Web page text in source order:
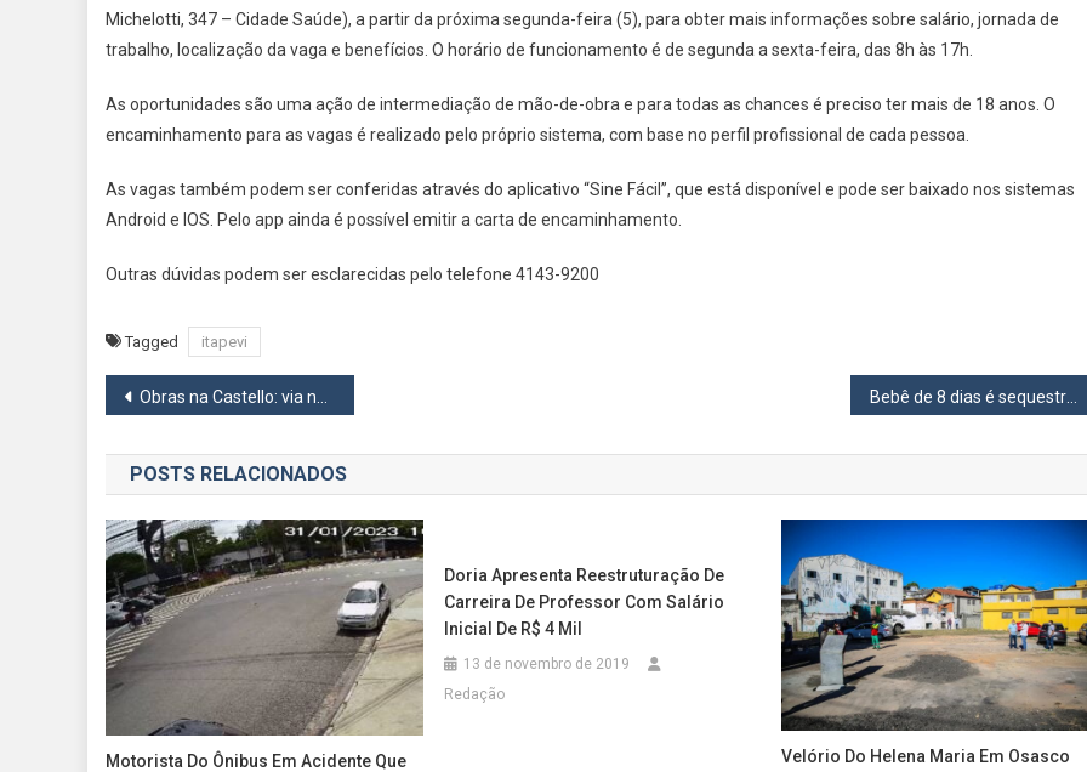
Michelotti, 347 – Cidade Saúde), a partir da próxima segunda-feira (5), para obter mais informações sobre salário, jornada de
trabalho, localização da vaga e benefícios. O horário de funcionamento é de segunda a sexta-feira, das 8h às 17h.
As oportunidades são uma ação de intermediação de mão-de-obra e para todas as chances é preciso ter mais de 18 anos. O
encaminhamento para as vagas é realizado pelo próprio sistema, com base no perfil profissional de cada pessoa.
As vagas também podem ser conferidas através do aplicativo “Sine Fácil”, que está disponível e pode ser baixado nos sistemas
Android e IOS. Pelo app ainda é possível emitir a carta de encaminhamento.
Outras dúvidas podem ser esclarecidas pelo telefone 4143-9200
Tagged itapevi
Navegação
de
Post
Obras na Castello: via no Boa Vista em Barueri será interditada a partir de segunda, 5
POSTS RELACIONADOS
Motorista Do Ônibus Em Acidente Que
Doria Apresenta Reestruturação De
Carreira De Professor Com Salário
Inicial De R$ 4 Mil
13 de novembro de 2019
Redação
Velório Do Helena Maria Em Osasco